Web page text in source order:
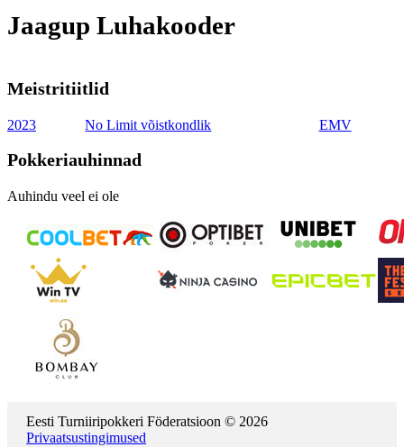
Jaagup Luhakooder
Meistritiitlid
2023 No Limit võistkondlik EMV
Pokkeriauhinnad
Auhindu veel ei ole
Eesti Turniiripokkeri Föderatsioon © 2026
Privaatsustingimused